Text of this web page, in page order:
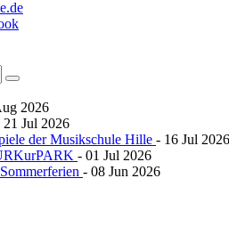
2026
21 Jul 2026
der Musikschule Hille - 16 Jul 2026
- 01 Jul 2026
- 08 Jun 2026